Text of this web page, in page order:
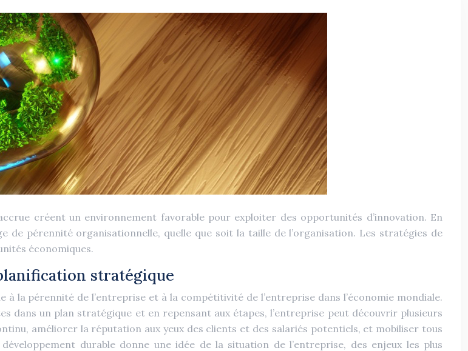
créent un environnement favorable pour exploiter des opportunités d’innovation. En
de pérennité organisationnelle, quelle que soit la taille de l’organisation. Les stratégies de
économiques.
stratégique
la pérennité de l’entreprise et à la compétitivité de l’entreprise dans l’économie mondiale.
un plan stratégique et en repensant aux étapes, l’entreprise peut découvrir plusieurs
améliorer la réputation aux yeux des clients et des salariés potentiels, et mobiliser tous
durable donne une idée de la situation de l’entreprise, des enjeux les plus